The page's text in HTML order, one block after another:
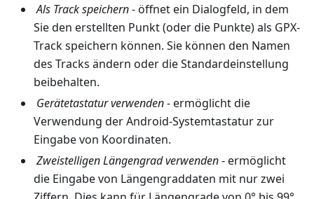
Als Track speichern- öffnet ein Dialogfeld, in dem
Sie den erstellten Punkt (oder die Punkte) als GPX-
Track speichern können. Sie können den Namen
des Tracks ändern oder die Standardeinstellung
beibehalten.
Gerätetastatur verwenden- ermöglicht die
Verwendung der Android-Systemtastatur zur
Eingabe von Koordinaten.
Zweistelligen Längengrad verwenden- ermöglicht
die Eingabe von Längengraddaten mit nur zwei